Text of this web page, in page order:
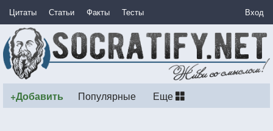
Цитаты Статьи Факты Тесты Вход
+Добавить Популярные Еще